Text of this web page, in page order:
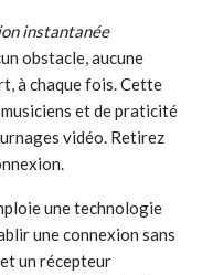
instantanée
obstacle, aucune
à chaque fois. Cette
et de praticité
vidéo. Retirez
une technologie
une connexion sans
un récepteur